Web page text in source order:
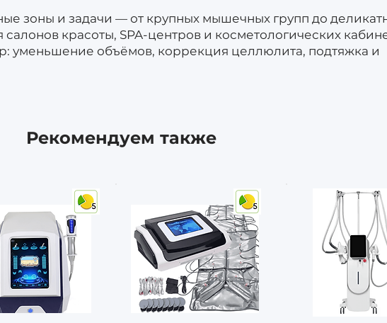
зоны и задачи — от крупных мышечных групп до
красоты, SPA-центров и косметологических
уменьшение объёмов, коррекция целлюлита, подтяжка и
Рекомендуем также